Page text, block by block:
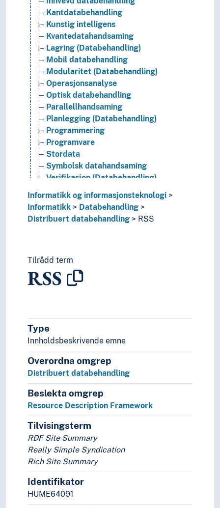
Kantdatabehandling
Kunstig intelligens
Kvantedatahandsaming
Lagring (Databehandling)
Mobil databehandling
Modularitet (Databehandling)
Operasjonsanalyse
Optisk databehandling
Parallellhandsaming
Planlegging (Databehandling)
Programmering
Programvare
Stordata
Symbolsk datahandsaming
Verifikasjon (Databehandling)
Datakommunikasjon
Datamaskinar
Datastrukturar
Elektronisk datautveksling
Forvaltingsinformatikk
Geoinformatikk
IT-drift
Konneksjonisme
Maskinvare
Rettsinformatikk
Samfunnsinformatikk
Synkronisering (Informatikk)
Systemdesign
Informatikk og informasjonsteknologi
Informatikk
Databehandling
Distribuert databehandling
RSS
Tilrådd term
RSS
Type
Innholdsbeskrivende emne
Overordna omgrep
Distribuert databehandling
Beslekta omgrep
Resource Description Framework
Tilvisingsterm
RDF Site Summary
Really Simple Syndication
Rich Site Summary
Identifikator
HUME64091